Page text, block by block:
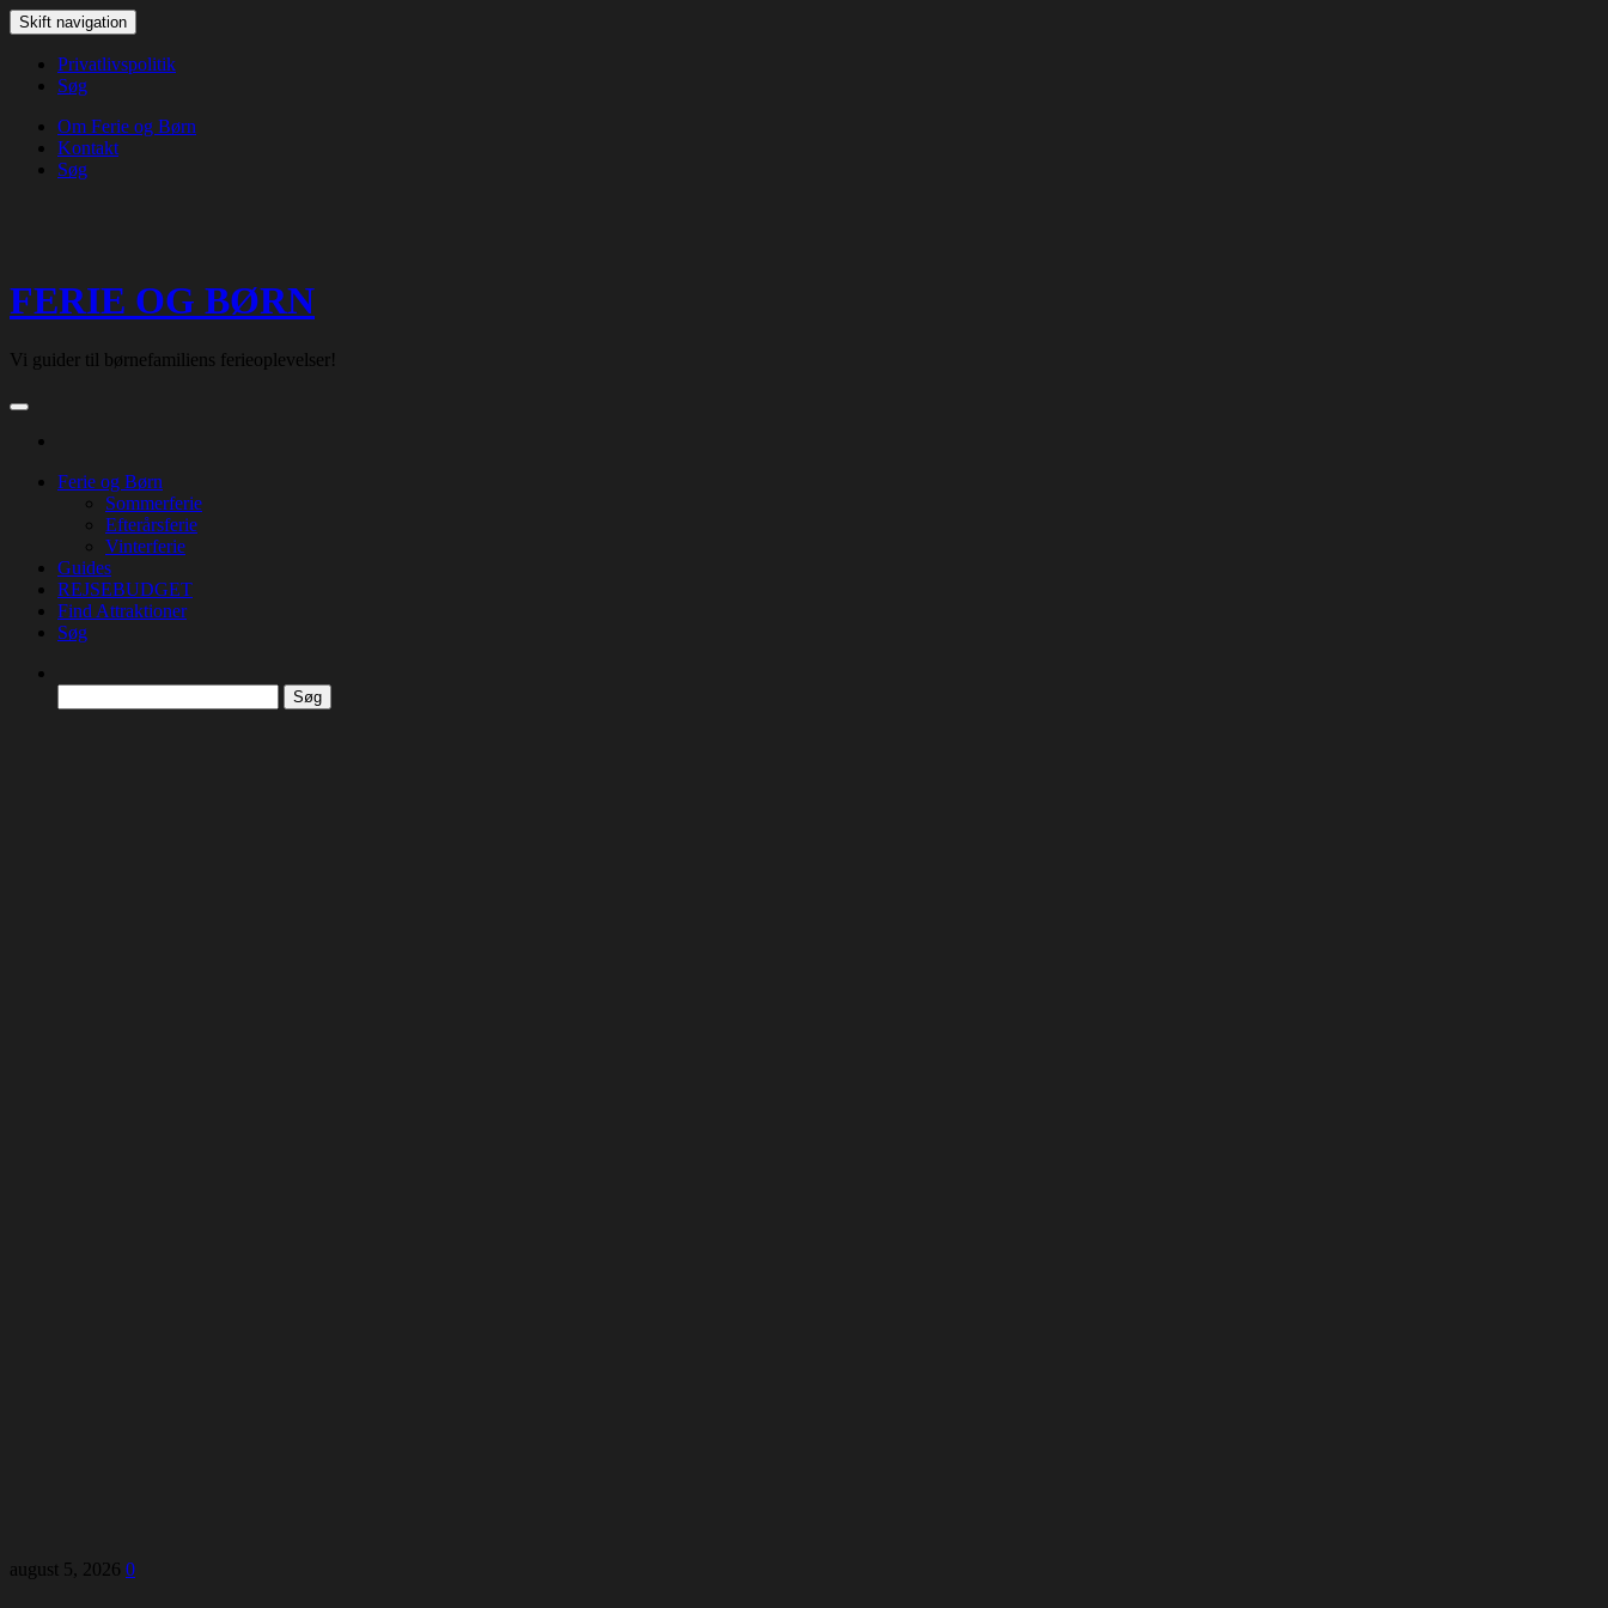
Skip
to
content
Skift navigation
Privatlivspolitik
Søg
Om Ferie og Børn
Kontakt
Søg
FERIE OG BØRN
Vi guider til børnefamiliens ferieoplevelser!
Ferie og Børn
Sommerferie
Efterårsferie
Vinterferie
Guides
REJSEBUDGET
Find Attraktioner
Søg
efter:
august 5, 2026 0